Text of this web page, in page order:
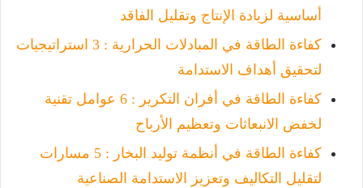
أساسية لزيادة الإنتاج وتقليل الفاقد
كفاءة الطاقة في المبادلات الحرارية : 3 استراتيجيات
لتحقيق أهداف الاستدامة
كفاءة الطاقة في أفران التكرير : 6 عوامل تقنية
لخفض الانبعاثات وتعظيم الأرباح
كفاءة الطاقة في أنظمة توليد البخار : 5 مسارات
لتقليل التكاليف وتعزيز الاستدامة الصناعية